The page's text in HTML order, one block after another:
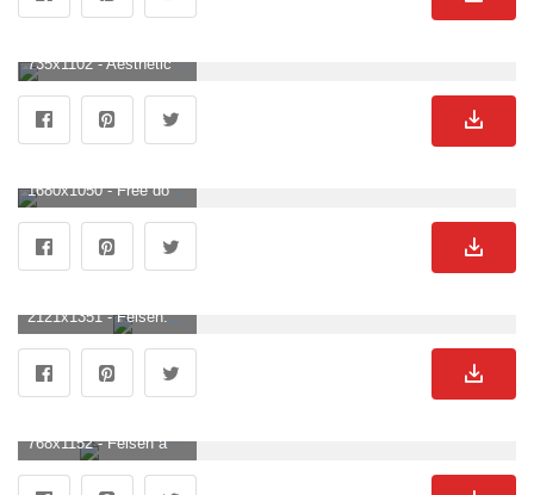
735x1102 - Aesthetic Wallpaper auf Twitter: „�. Felsen Bild.
1680x1050 - Free download wallpaper Felsen und Berge grnen See Wallpaper 3D fr DeskD [1680x1050] for your Desktop, Mobile & Tablet. Explore 3D Mountain Wallpaper. Snowy Mountain Wallpaper, Mountain Wallpaper. Felsen Hintergrundbild.
2121x1351 - Felsen. Felsen Hintergrundbild für Computer.
768x1152 - Felsen am Strand. Felsen Bild.